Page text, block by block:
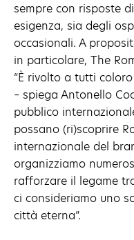
sempre con risposte
esigenza, sia degli
occasionali. A
in particolare, The
“È rivolto a tutti
– spiega Antonello
pubblico
possano (ri)scoprire
internazionale del
organizziamo
rafforzare il legame
ci consideriamo uno
città eterna”.